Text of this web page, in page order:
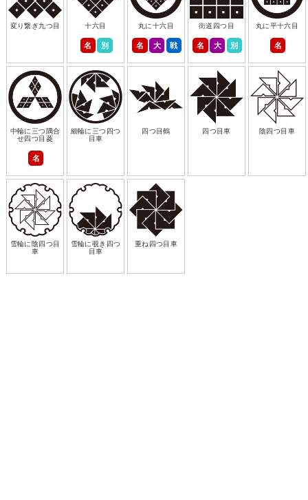
変り繋ぎ九つ目 十六目
名 別
丸に十六目
名 大 戦
街道四つ目
名 大 別
丸に平十六目
名
中輪に三つ隅合
せ四つ目菱
名
細輪に三つ四つ
目車
四つ目鶴 四つ目車 陰四つ目車
雪輪に陰四つ目
車
雪輪に覗き四つ
目車
重ね四つ目車